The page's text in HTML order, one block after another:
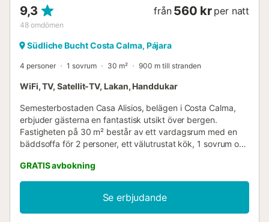
9,3
48 omdömen
från 560 kr per natt
Südliche Bucht Costa Calma, Pájara
4 personer 1 sovrum 30 m² 900 m till stranden
WiFi, TV, Satellit-TV, Lakan, Handdukar
Semesterbostaden Casa Alisios, belägen i Costa Calma,
erbjuder gästerna en fantastisk utsikt över bergen.
Fastigheten på 30 m² består av ett vardagsrum med en
bäddsoffa för 2 personer, ett välutrustat kök, 1 sovrum och
bekvämligheter inkluderar höghastighets-Wi-Fi (lämpligt
för videosamtal) med en dedikerad arbetsyta för
hemmakontor, TV, fläkt, tvättmaskin samt
strand-/poolhanddukar. Denna boende erbjuder ej:
luftkonditionering. Denna semesterbostad har en privat
GRATIS avbokning
Se erbjudande